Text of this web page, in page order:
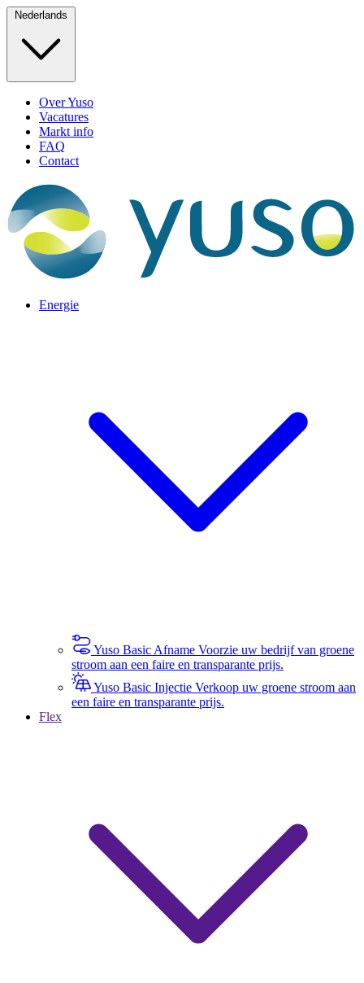
Nederlands
Over Yuso
Vacatures
Markt info
FAQ
Contact
Energie
Yuso Basic Afname Voorzie uw bedrijf van groene
stroom aan een faire en transparante prijs.
Yuso Basic Injectie Verkoop uw groene stroom aan
een faire en transparante prijs.
Flex